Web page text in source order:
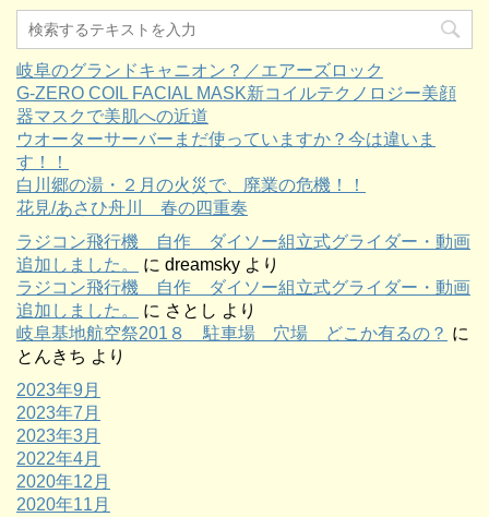
岐阜のグランドキャニオン？／エアーズロック
G-ZERO COIL FACIAL MASK新コイルテクノロジー美顔
器マスクで美肌への近道
ウオーターサーバーまだ使っていますか？今は違いま
す！！
白川郷の湯・２月の火災で、廃業の危機！！
花見/あさひ舟川 春の四重奏
ラジコン飛行機 自作 ダイソー組立式グライダー・動画
追加しました。
に dreamsky より
ラジコン飛行機 自作 ダイソー組立式グライダー・動画
追加しました。
に さとし より
岐阜基地航空祭201８ 駐車場 穴場 どこか有るの？ に
とんきち より
2023年9月
2023年7月
2023年3月
2022年4月
2020年12月
2020年11月